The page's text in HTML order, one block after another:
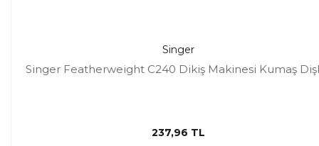
Singer
Singer Featherweight C240 Dikiş Makinesi Kumaş
237,96 TL